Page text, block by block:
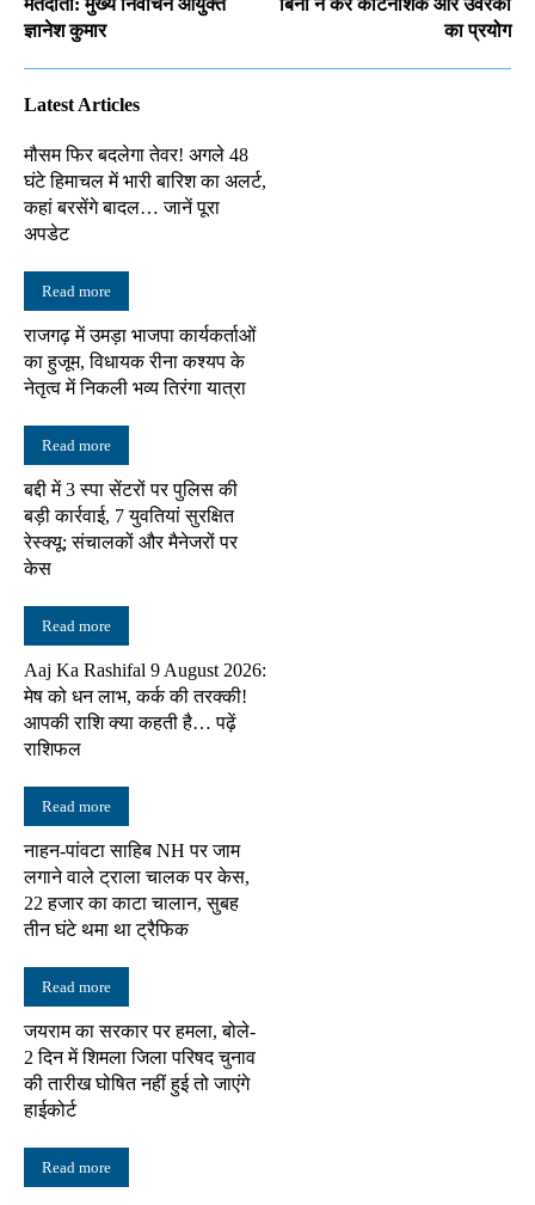
मतदाता: मुख्य निर्वाचन आयुक्त
ज्ञानेश कुमार
बिना न करें कीटनाशक और उर्वरकों
का प्रयोग
Latest Articles
मौसम फिर बदलेगा तेवर! अगले 48
घंटे हिमाचल में भारी बारिश का अलर्ट,
कहां बरसेंगे बादल… जानें पूरा
अपडेट
Read more
राजगढ़ में उमड़ा भाजपा कार्यकर्ताओं
का हुजूम, विधायक रीना कश्यप के
नेतृत्व में निकली भव्य तिरंगा यात्रा
Read more
बद्दी में 3 स्पा सेंटरों पर पुलिस की
बड़ी कार्रवाई, 7 युवतियां सुरक्षित
रेस्क्यू; संचालकों और मैनेजरों पर
केस
Read more
Aaj Ka Rashifal 9 August 2026:
मेष को धन लाभ, कर्क की तरक्की!
आपकी राशि क्या कहती है… पढ़ें
राशिफल
Read more
नाहन-पांवटा साहिब NH पर जाम
लगाने वाले ट्राला चालक पर केस,
22 हजार का काटा चालान, सुबह
तीन घंटे थमा था ट्रैफिक
Read more
जयराम का सरकार पर हमला, बोले-
2 दिन में शिमला जिला परिषद चुनाव
की तारीख घोषित नहीं हुई तो जाएंगे
हाईकोर्ट
Read more